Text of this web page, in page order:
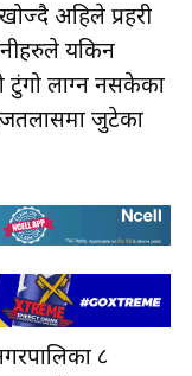
अहिले प्रहरी
यकिन
लाग्न नसकेका
जुटेका
८